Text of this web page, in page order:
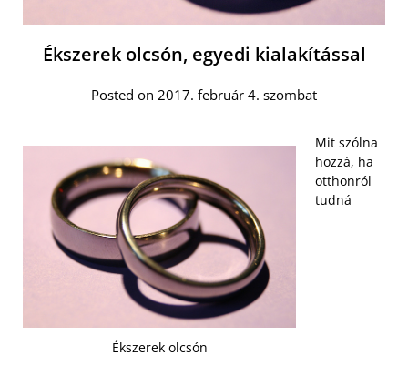
Ékszerek olcsón, egyedi kialakítással
Posted on 2017. február 4. szombat
Ékszerek olcsón
Mit szólna
hozzá, ha
otthonról
tudná